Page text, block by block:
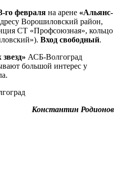
го февраля на арене «Альянс-
Ворошиловский район,
СТ «Профсоюзная», кольцо
Вход свободный.
звезд» АСБ-Волгоград
большой интерес у
Константин Родионов